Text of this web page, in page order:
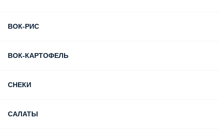
ВОК-РИС
ВОК-КАРТОФЕЛЬ
СНЕКИ
САЛАТЫ